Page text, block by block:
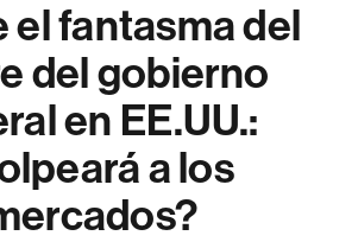
el fantasma del
del gobierno
en EE.UU.:
a los